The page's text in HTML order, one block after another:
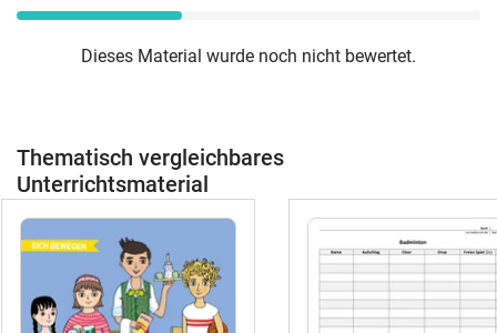
Dieses Material wurde noch nicht bewertet.
Thematisch vergleichbares
Unterrichtsmaterial